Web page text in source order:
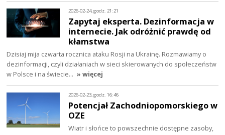
2026-02-24, godz. 21:21
Zapytaj eksperta. Dezinformacja w
internecie. Jak odróżnić prawdę od
kłamstwa
Dzisiaj mija czwarta rocznica ataku Rosji na Ukrainę. Rozmawiamy o
dezinformacji, czyli działaniach w sieci skierowanych do społeczeństw
w Polsce i na świecie… » więcej
2026-02-23, godz. 16:46
Potencjał Zachodniopomorskiego w
OZE
Wiatr i słońce to powszechnie dostępne zasoby,